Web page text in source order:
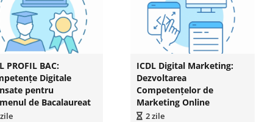
PROFIL BAC:
Digitale
pentru
de Bacalaureat
ICDL Digital Marketing:
Dezvoltarea
Competențelor de
Marketing Online
2zile